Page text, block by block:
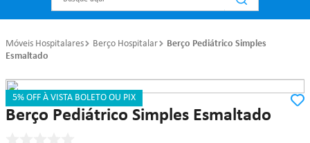
Móveis Hospitalares Berço Hospitalar
Berço Pediátrico Simples
Esmaltado
5% OFF À VISTA BOLETO OU PIX
Referência :0813 renascer
Berço Pediátrico Simples Esmaltado